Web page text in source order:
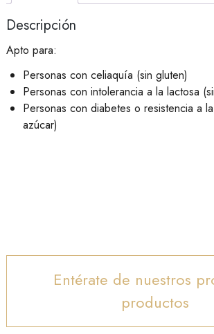
Descripción
Apto para:
Personas con celiaquía (sin gluten)
Personas con intolerancia a la lactosa
Personas con diabetes o resistencia a
azúcar)
Entérate de nuestros
productos